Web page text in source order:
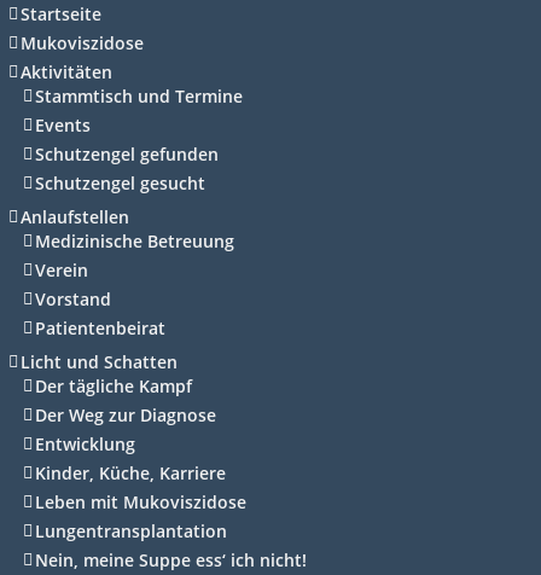
Startseite
Mukoviszidose
Aktivitäten
Stammtisch und Termine
Events
Schutzengel gefunden
Schutzengel gesucht
Anlaufstellen
Medizinische Betreuung
Verein
Vorstand
Patientenbeirat
Licht und Schatten
Der tägliche Kampf
Der Weg zur Diagnose
Entwicklung
Kinder, Küche, Karriere
Leben mit Mukoviszidose
Lungentransplantation
Nein, meine Suppe ess‘ ich nicht!